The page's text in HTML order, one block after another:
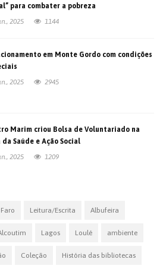
para combater a pobreza
2025
1144
em Monte Gordo com condições
2025
2945
Marim criou Bolsa de Voluntariado na
da Saúde e Ação Social
2025
1209
Faro Leitura/Escrita Albufeira
Lagos Loulé ambiente
Coleção História das bibliotecas